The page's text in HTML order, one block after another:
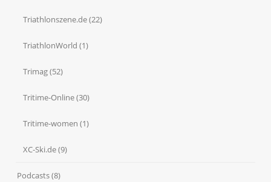
Triathlonszene.de(22)
TriathlonWorld (1)
Trimag(52)
Tritime-Online(30)
Tritime-women (1)
XC-Ski.de(9)
Podcasts(8)